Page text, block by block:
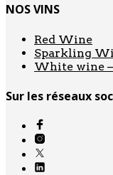
NOS VINS
Red Wine
Sparkling
White wine –
Sur les réseaux